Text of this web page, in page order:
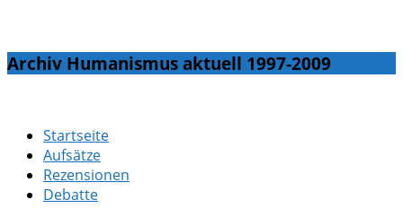
Archiv Humanismus aktuell 1997-2009
Startseite
Aufsätze
Rezensionen
Debatte